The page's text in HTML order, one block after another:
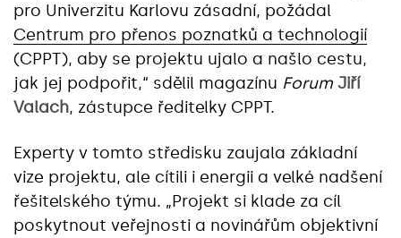
pro Univerzitu Karlovu zásadní, požádal
Centrum pro přenos poznatků a technologií
(CPPT), aby se projektu ujalo a našlo cestu,
jak jej podpořit,“ sdělil magazínu Forum Jiří
Valach, zástupce ředitelky CPPT.
Experty v tomto středisku zaujala základní
vize projektu, ale cítili i energii a velké nadšení
řešitelského týmu. „Projekt si klade za cíl
poskytnout veřejnosti a novinářům objektivní